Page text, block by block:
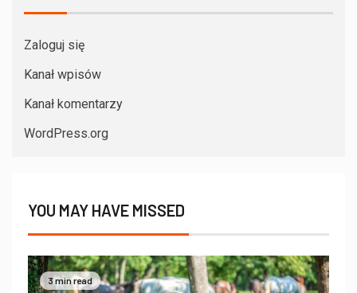
Zaloguj się
Kanał wpisów
Kanał komentarzy
WordPress.org
YOU MAY HAVE MISSED
3 min read